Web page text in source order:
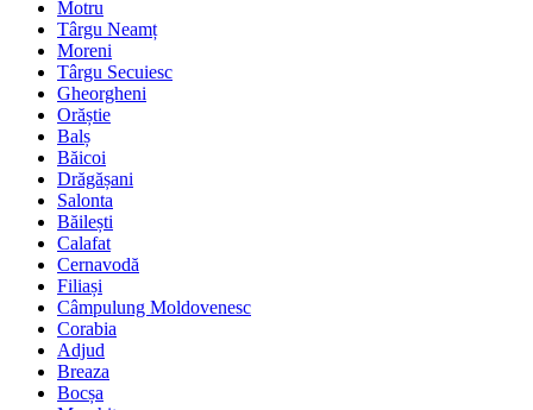
Motru
Târgu Neamț
Moreni
Târgu Secuiesc
Gheorgheni
Orăștie
Balș
Băicoi
Drăgășani
Salonta
Băilești
Calafat
Cernavodă
Filiași
Câmpulung Moldovenesc
Corabia
Adjud
Breaza
Bocșa